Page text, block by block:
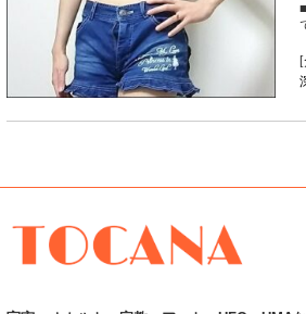
[